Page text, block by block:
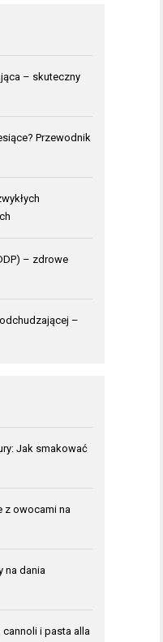
– skuteczny
Przewodnik
– zdrowe
–
Jak smakować
z owocami na
na dania
cannoli i pasta alla